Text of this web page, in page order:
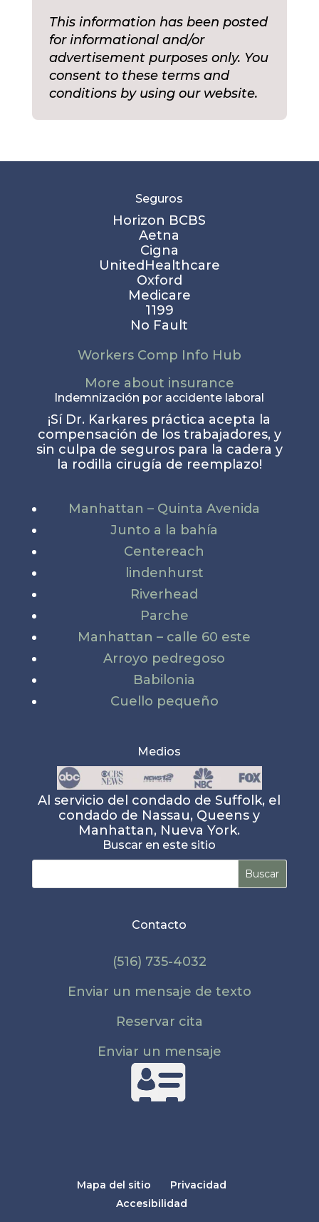
This information has been posted
for informational and/or
advertisement purposes only. You
consent to these terms and
conditions by using our website.
Seguros
Horizon BCBS
Aetna
Cigna
UnitedHealthcare
Oxford
Medicare
1199
No Fault
Workers Comp Info Hub
More about insurance
Indemnización por accidente laboral
¡Sí Dr. Karkares práctica acepta la
compensación de los trabajadores, y
sin culpa de seguros para la cadera y
la rodilla cirugía de reemplazo!
Manhattan – Quinta Avenida
Junto a la bahía
Centereach
lindenhurst
Riverhead
Parche
Manhattan – calle 60 este
Arroyo pedregoso
Babilonia
Cuello pequeño
Medios
Al servicio del condado de Suffolk, el
condado de Nassau, Queens y
Manhattan, Nueva York.
Buscar en este sitio
Contacto
(516) 735-4032
Enviar un mensaje de texto
Reservar cita
Enviar un mensaje
Mapa del sitio
Privacidad
Accesibilidad